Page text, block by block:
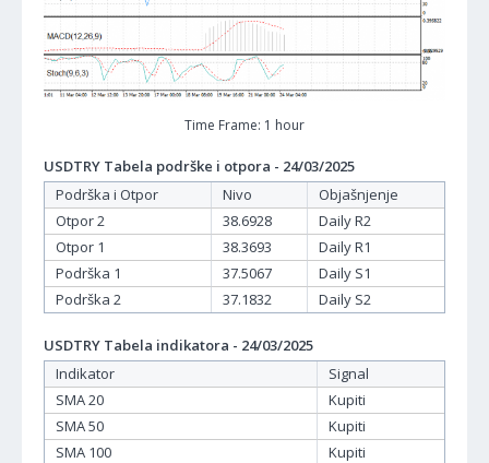
Time Frame: 1 hour
USDTRY Tabela podrške i otpora - 24/03/2025
Podrška i Otpor
Nivo
Objašnjenje
Otpor 2
38.6928
Daily R2
Otpor 1
38.3693
Daily R1
Podrška 1
37.5067
Daily S1
Podrška 2
37.1832 Daily S2
USDTRY Tabela indikatora - 24/03/2025
Indikator
Signal
SMA 20
Kupiti
SMA 50
Kupiti
SMA 100
Kupiti